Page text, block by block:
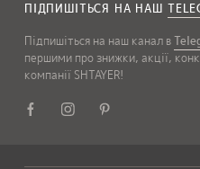
ПІДПИШІТЬСЯ НА НАШ
Підпишіться на наш канал в
першими про знижки, акції,
компанії SHTAYER!